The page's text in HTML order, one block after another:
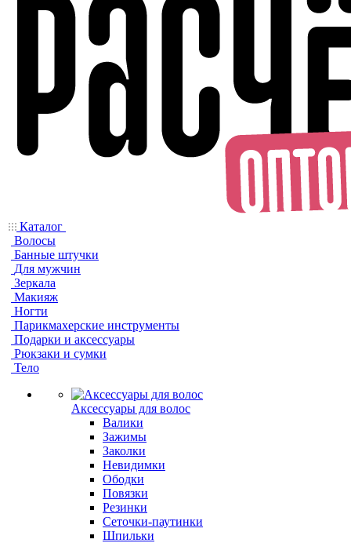
Каталог
Волосы
Банные штучки
Для мужчин
Зеркала
Макияж
Ногти
Парикмахерские инструменты
Подарки и аксессуары
Рюкзаки и сумки
Тело
Аксессуары для волос
Валики
Зажимы
Заколки
Невидимки
Ободки
Повязки
Резинки
Сеточки-паутинки
Шпильки